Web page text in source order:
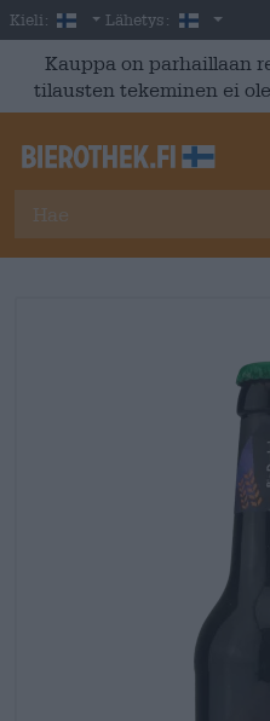
Skip to main content
Kieli: Finnish
Lähetys: Suomi
Kauppa on parhaillaan
tilausten tekeminen ei